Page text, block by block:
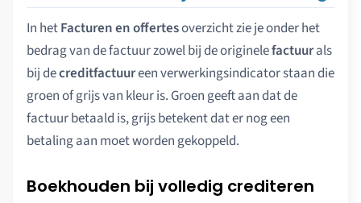
In hetFacturen en offertesoverzicht zie je onder het
bedrag van de factuur zowel bij de originelefactuurals
bij decreditfactuureen verwerkingsindicator staan die
groen of grijs van kleur is. Groen geeft aan dat de
factuur betaald is, grijs betekent dat er nog een
betaling aan moet worden gekoppeld.
Boekhouden bij volledig crediteren